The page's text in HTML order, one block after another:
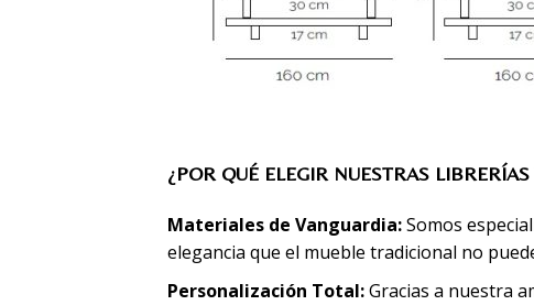
¿POR QUÉ ELEGIR NUESTRAS
Materiales de Vanguardia:Somos
elegancia que el mueble tradicional no
Personalización Total:Gracias a nuestra